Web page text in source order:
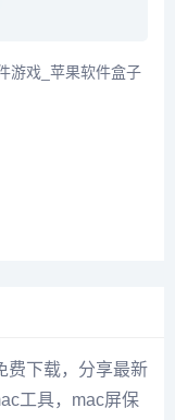
游戏_苹果软件盒子
费下载，分享最新
工具，mac屏保